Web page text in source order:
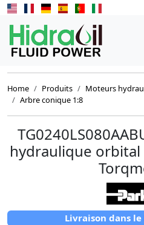
Home Produits Moteurs
Arbre conique 1:8
hydraulique orbital
Livraison dans